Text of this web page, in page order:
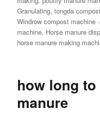
Granulating,tongda
Windrow compost machine
machine, Horse manure
horse manure making
how long
manure